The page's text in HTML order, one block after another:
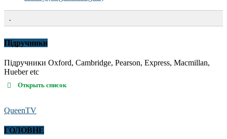
.
Підручники
Підручники Oxford, Cambridge, Pearson, Express, Macmillan,
Hueber etc
Открыть список
QueenTV
ГОЛОВНЕ